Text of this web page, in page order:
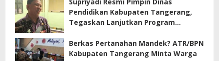
Pendidikan Kabupaten Tangerang,
Tegaskan Lanjutkan Program
Berkas Pertanahan Mandek? ATR/BPN
Kabupaten Tangerang Minta Warga